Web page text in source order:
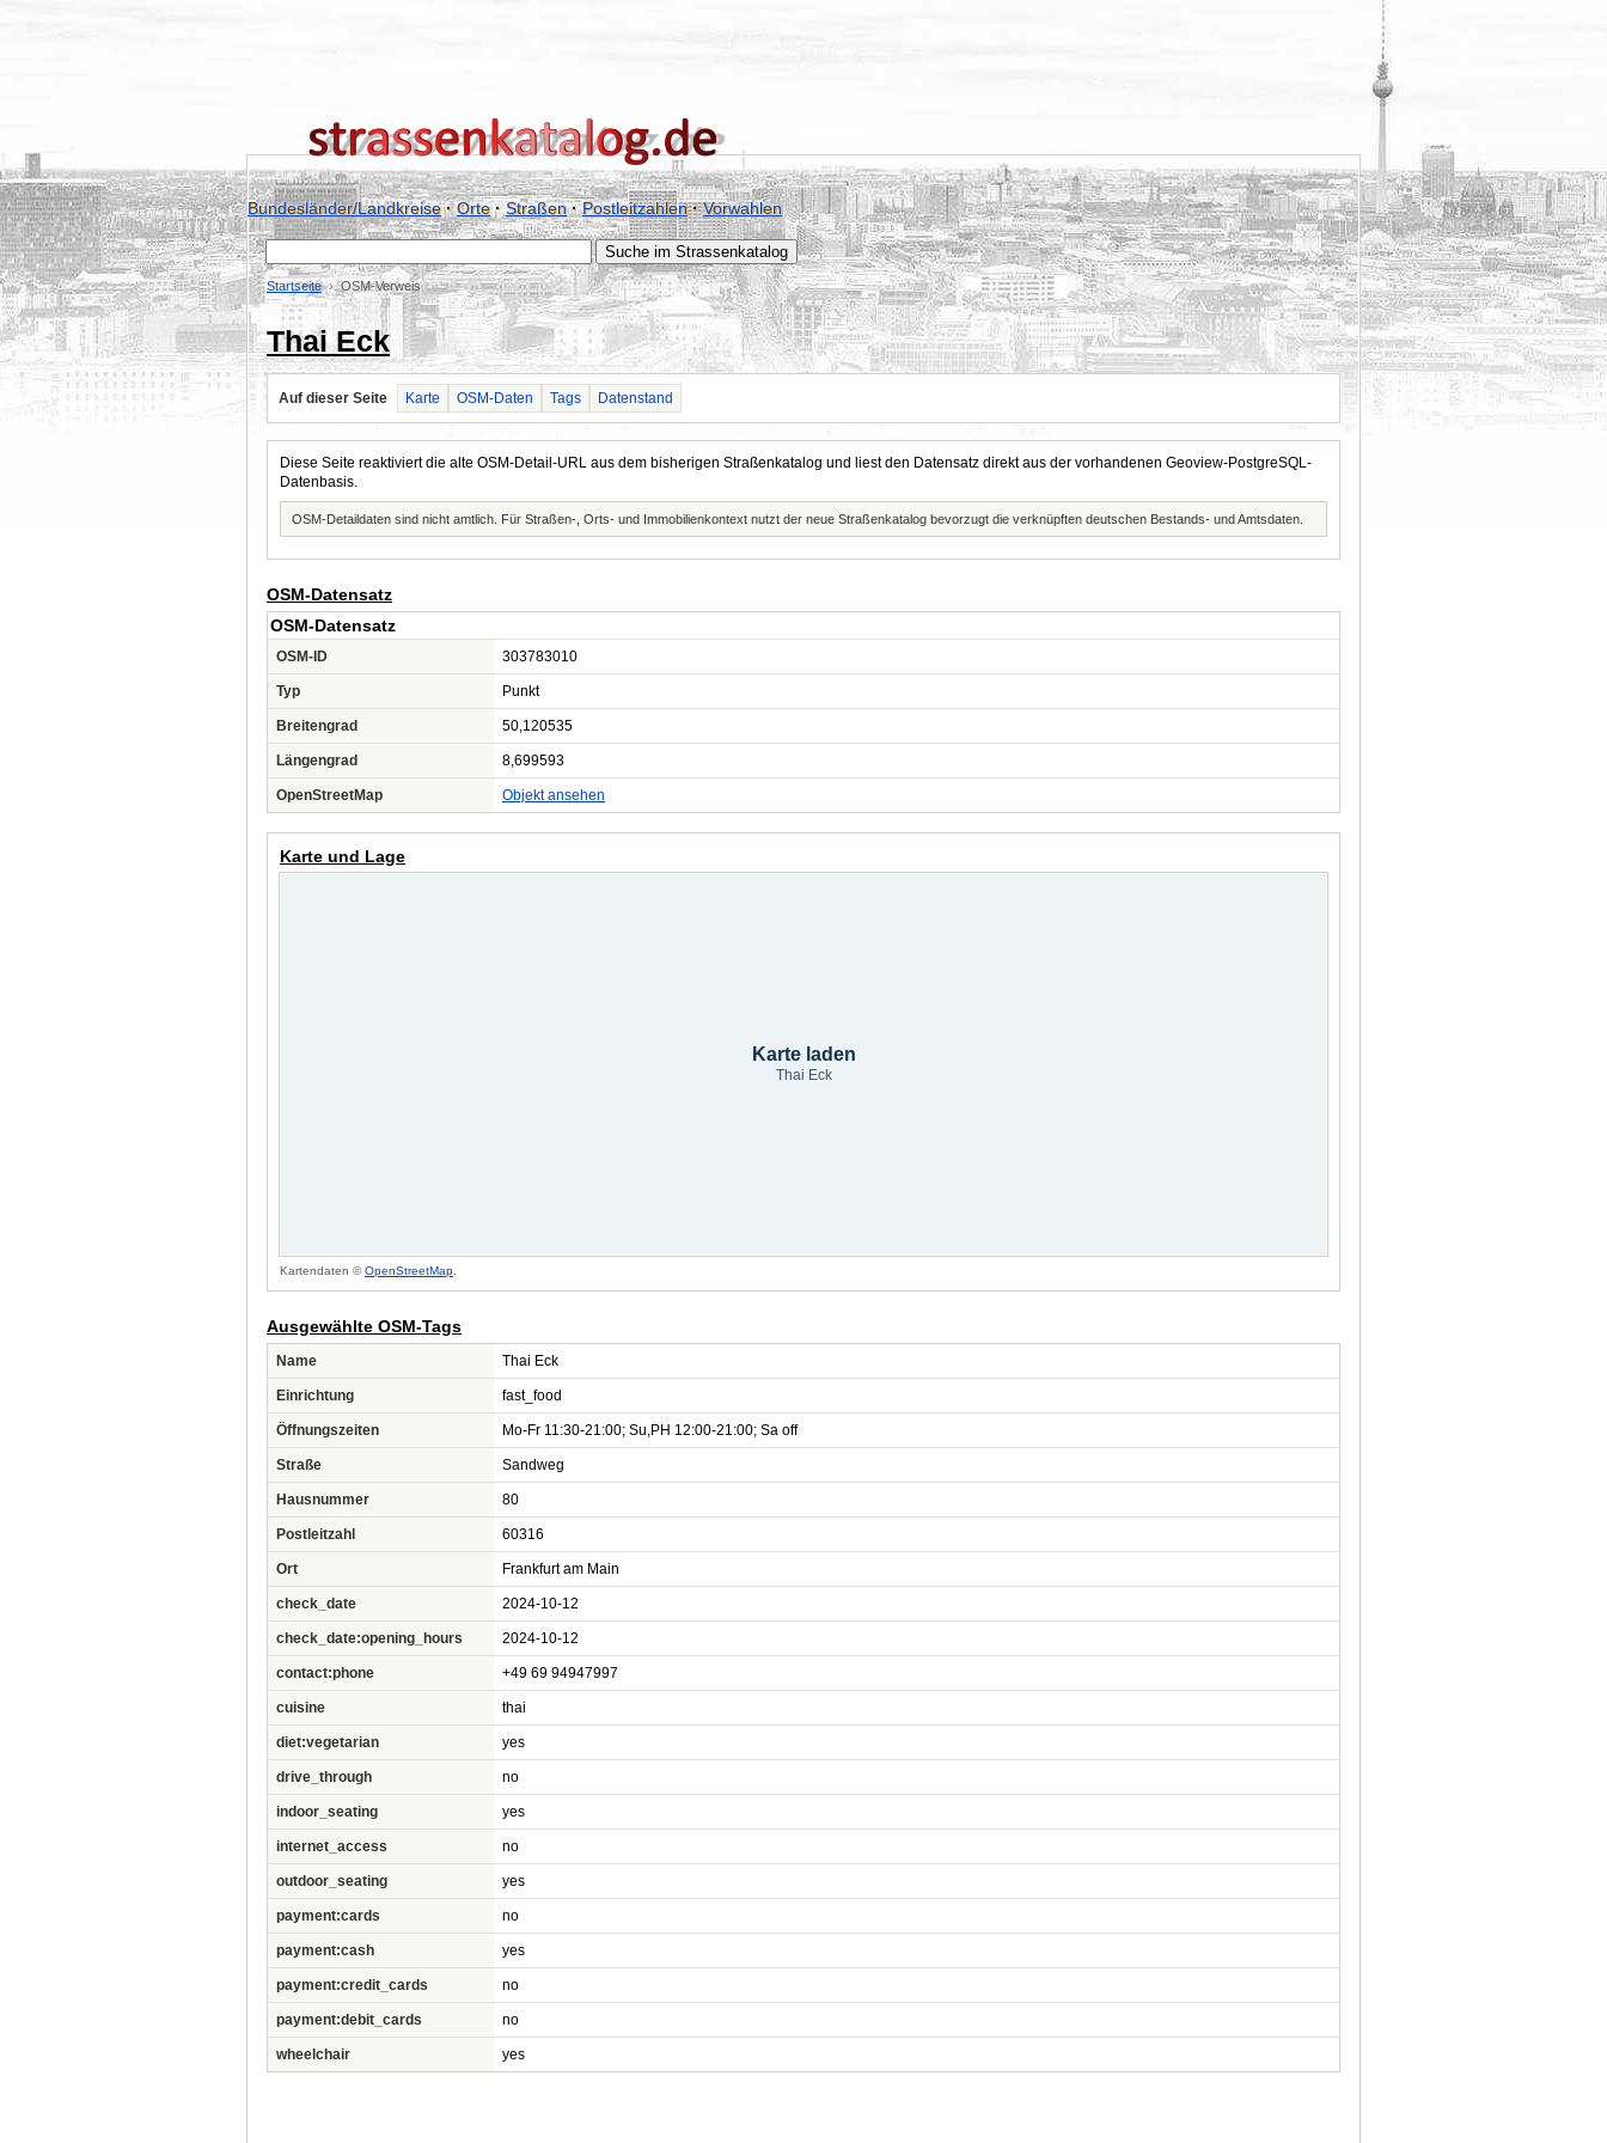
Bundesländer/Landkreise·Orte·Straßen·Postleitzahlen·Vorwahlen
Startseite OSM-Verweis
Thai Eck
Auf dieser Seite Karte OSM-Daten Tags Datenstand
Diese Seite reaktiviert die alte OSM-Detail-URL aus dem bisherigen Straßenkatalog und liest den Datensatz direkt aus der vorhandenen Geoview-PostgreSQL-
Datenbasis.
OSM-Detaildaten sind nicht amtlich. Für Straßen-, Orts- und Immobilienkontext nutzt der neue Straßenkatalog bevorzugt die verknüpften deutschen Bestands- und Amtsdaten.
OSM-Datensatz
OSM-Datensatz
OSM-ID 303783010
Typ Punkt
Breitengrad 50,120535
Längengrad 8,699593
OpenStreetMap Objekt ansehen
Karte und Lage
Karte laden
Thai Eck
Kartendaten ©OpenStreetMap
Ausgewählte OSM-Tags
Name Thai Eck
Einrichtung fast_food
Öffnungszeiten Mo-Fr 11:30-21:00; Su,PH 12:00-21:00; Sa off
Straße Sandweg
Hausnummer 80
Postleitzahl 60316
Ort Frankfurt am Main
check_date 2024-10-12
check_date:opening_hours 2024-10-12
contact:phone +49 69 94947997
cuisine thai
diet:vegetarian yes
drive_through no
indoor_seating yes
internet_access no
outdoor_seating yes
payment:cards no
payment:cash yes
payment:credit_cards no
payment:debit_cards no
wheelchair yes